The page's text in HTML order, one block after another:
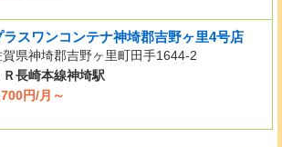
ラスワンコンテナ神埼郡吉野ヶ里4号店
賀県神埼郡吉野ヶ里町田手1644-2
Ｒ長崎本線神埼駅
円/月～